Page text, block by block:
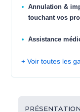
Annulation &
touchant vos
Assistance
+ Voir toutes les
PRÉSENTATION